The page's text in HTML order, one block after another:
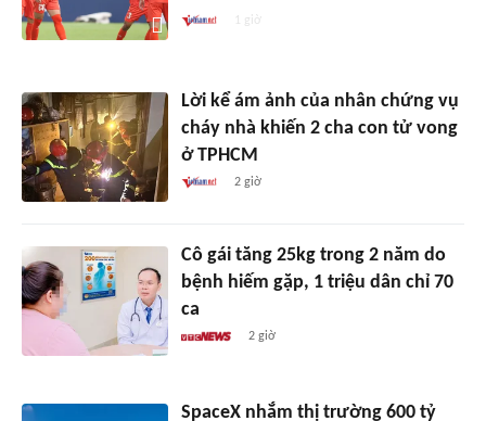
1 giờ
Lời kể ám ảnh của nhân chứng vụ
cháy nhà khiến 2 cha con tử vong
ở TPHCM
2 giờ
Cô gái tăng 25kg trong 2 năm do
bệnh hiếm gặp, 1 triệu dân chỉ 70
ca
2 giờ
SpaceX nhắm thị trường 600 tỷ